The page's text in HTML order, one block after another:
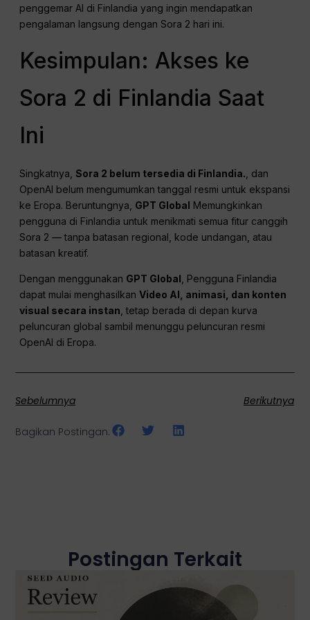
penggemar AI di Finlandia yang ingin mendapatkan
pengalaman langsung dengan Sora 2 hari ini.
Kesimpulan: Akses ke
Sora 2 di Finlandia Saat
Ini
Singkatnya,Sora 2 belum tersedia di Finlandia. , dan
OpenAI belum mengumumkan tanggal resmi untuk ekspansi
ke Eropa. Beruntungnya, GPT Global Memungkinkan
pengguna di Finlandia untuk menikmati semua fitur canggih
Sora 2 — tanpa batasan regional, kode undangan, atau
batasan kreatif.
Dengan menggunakan GPT Global , Pengguna Finlandia
dapat mulai menghasilkanVideo AI, animasi, dan konten
visual secara instan , tetap berada di depan kurva
peluncuran global sambil menunggu peluncuran resmi
OpenAI di Eropa.
Sebelumnya Berikutnya
Bagikan Postingan:
Postingan Terkait